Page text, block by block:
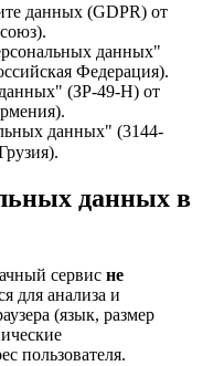
данных (GDPR) от
данных"
Федерация).
(ЗР-49-Н) от
данных" (3144-
данных в
сервис не
для анализа и
(язык, размер
пользователя.